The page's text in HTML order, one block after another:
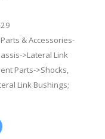
& Accessories-
>Lateral Link
Parts->Shocks,
Link Bushings;